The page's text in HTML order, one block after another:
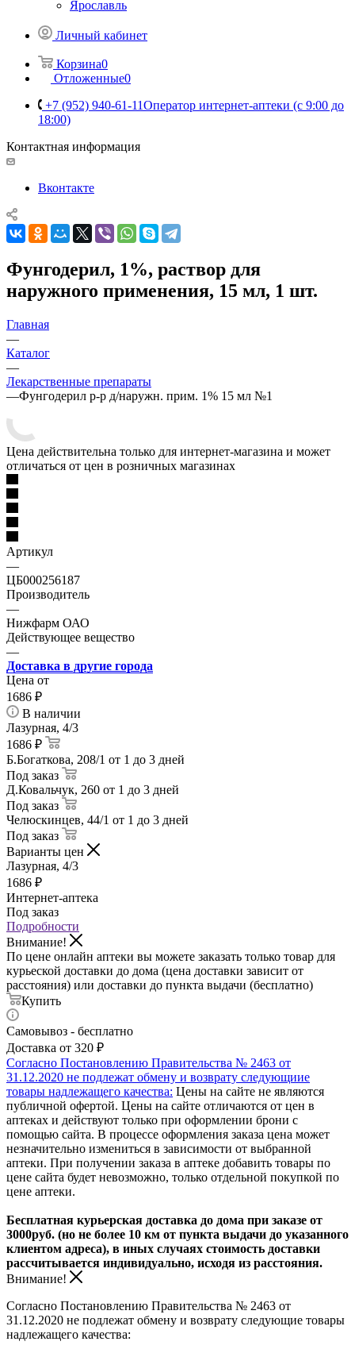
Ярославль
Личный кабинет
Корзина0
Отложенные0
+7 (952) 940-61-11Оператор интернет-аптеки (с 9:00 до
18:00)
Контактная информация
Вконтакте
Фунгодерил, 1%, раствор для
наружного применения, 15 мл, 1 шт.
Главная
—
Каталог
—
Лекарственные препараты
—Фунгодерил р-р д/наружн. прим. 1% 15 мл №1
Цена действительна только для интернет-магазина и может
отличаться от цен в розничных магазинах
Артикул
—
ЦБ000256187
Производитель
—
Нижфарм ОАО
Действующее вещество
—
Доставка в другие города
Цена от
1686 ₽
В наличии
Лазурная, 4/3
1686 ₽
Б.Богаткова, 208/1 от 1 до 3 дней
Под заказ
Д.Ковальчук, 260 от 1 до 3 дней
Под заказ
Челюскинцев, 44/1 от 1 до 3 дней
Под заказ
Варианты цен
Лазурная, 4/3
1686 ₽
Интернет-аптека
Под заказ
Подробности
Внимание!
По цене онлайн аптеки вы можете заказать только товар для
курьеской доставки до дома (цена доставки зависит от
расстояния) или доставки до пункта выдачи (бесплатно)
Купить
Самовывоз - бесплатно
Доставка от 320 ₽
Согласно Постановлению Правительства № 2463 от
31.12.2020 не подлежат обмену и возврату следующиие
товары надлежащего качества: Цены на сайте не являются
публичной офертой. Цены на сайте отличаются от цен в
аптеках и действуют только при оформлении брони с
помощью сайта. В процессе оформления заказа цена может
незначительно измениться в зависимости от выбранной
аптеки. При получении заказа в аптеке добавить товары по
цене сайта будет невозможно, только отдельной покупкой по
цене аптеки.
Бесплатная курьерская доставка до дома при заказе от
3000руб. (но не более 10 км от пункта выдачи до указанного
клиентом адреса), в иных случаях стоимость доставки
рассчитывается индивидуально, исходя из расстояния.
Внимание!
Согласно Постановлению Правительства № 2463 от
31.12.2020 не подлежат обмену и возврату следующие товары
надлежащего качества: